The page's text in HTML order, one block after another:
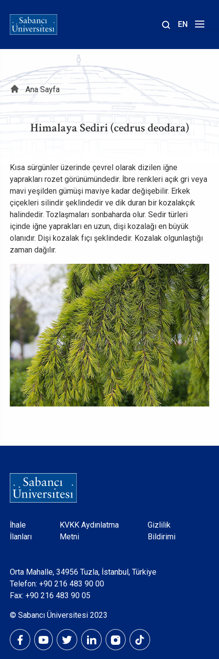
EN
Sayfa
yolu
Ana Sayfa
Himalaya Sediri (cedrus deodara)
Kısa sürgünler üzerinde çevrel olarak dizilen iğne
yaprakları rozet görünümündedir. İbre renkleri açık gri veya
mavi yeşilden gümüşi maviye kadar değişebilir. Erkek
çiçekleri silindir şeklindedir ve dik duran bir kozalakçık
halindedir. Tozlaşmaları sonbaharda olur. Sedir türleri
içinde iğne yaprakları en uzun, dişi kozalağı en büyük
olanıdır. Dişi kozalak fıçı şeklindedir. Kozalak olgunlaştığı
zaman dağılır.
Dipnot
İhale
İlanları
KVKK Aydınlatma
Metni
Gizlilik
Bildirimi
Orta Mahalle, 34956 Tuzla, İstanbul, Türkiye
Telefon: +90 216 483 90 00
Fax: +90 216 483 90 05
© Sabancı Üniversitesi 2023